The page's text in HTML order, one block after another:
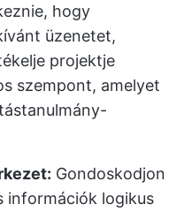
hogy
üzenetet,
projektje
szempont, amelyet
Gondoskodjon
információk logikus